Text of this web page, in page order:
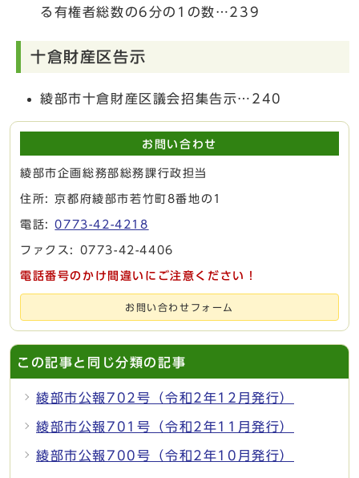
る有権者総数の6分の1の数…239
十倉財産区告示
綾部市十倉財産区議会招集告示…240
お問い合わせ
綾部市企画総務部総務課行政担当
住所: 京都府綾部市若竹町8番地の1
電話:0773-42-4218
ファクス: 0773-42-4406
電話番号のかけ間違いにご注意ください！
お問い合わせフォーム
この記事と同じ分類の記事
綾部市公報702号（令和2年12月発行）
綾部市公報701号（令和2年11月発行）
綾部市公報700号（令和2年10月発行）